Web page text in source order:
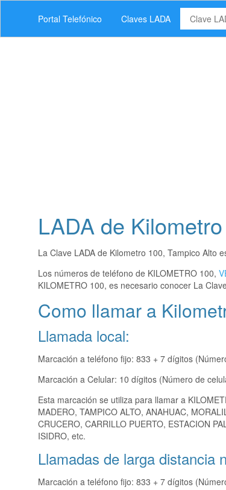
Portal Telefónico Claves LADA
LADA de
La Clave LADA de Kilometro 100, Tampico Alto
Los números de teléfono de KILOMETRO 100,
KILOMETRO 100, es necesario conocer La
Como llamar a
Llamada local:
Marcación a teléfono fijo: 833 + 7 dígitos
Marcación a Celular: 10 dígitos (Número de
Esta marcación se utiliza para llamar a
MADERO, TAMPICO ALTO, ANAHUAC,
CRUCERO, CARRILLO PUERTO, ESTACION
ISIDRO, etc.
Llamadas de larga distancia
Marcación a teléfono fijo: 833 + 7 dígitos